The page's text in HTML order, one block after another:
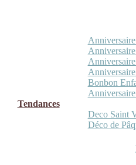
Bonbon
Tendances
Deco Saint
Déco de